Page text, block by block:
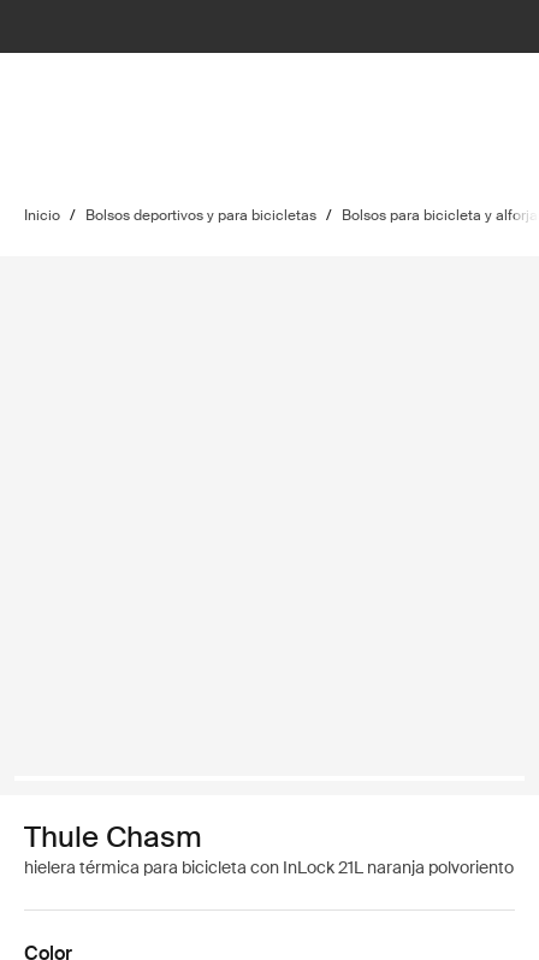
Inicio / Bolsos deportivos y para bicicletas / Bolsos para bicicleta y
Thule Chasm
hielera térmica para bicicleta con InLock 21L naranja polvoriento
Color